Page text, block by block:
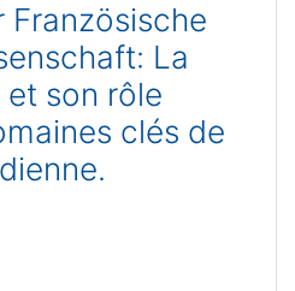
Französische
La
son rôle
clés de